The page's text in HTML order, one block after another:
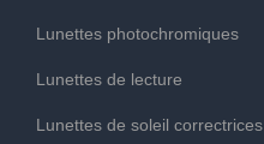
Lunettes photochromiques
Lunettes de lecture
Lunettes de soleil correctrices